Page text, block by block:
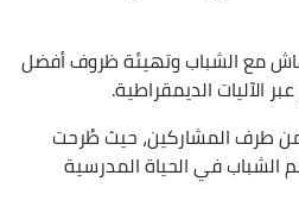
مع الشباب وتهيئة ظروف أفضل
الآليات الديمقراطية.
طرف المشاركين، حيث طُرحت
في الحياة المدرسية